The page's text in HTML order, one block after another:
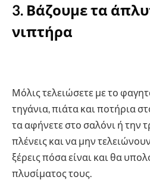
3. Βάζουμε τα
νιπτήρα
Μόλις τελειώσετε με το
τηγάνια, πιάτα και ποτήρια
τα αφήνετε στο σαλόνι ή την
πλένεις και να μην
ξέρεις πόσα είναι και θα
πλυσίματος τους.